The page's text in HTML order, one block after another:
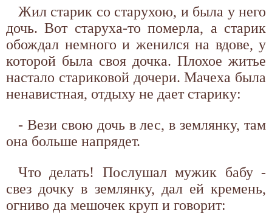
Жил старик со старухою, и была у него
дочь. Вот старуха-то померла, а старик
обождал немного и женился на вдове, у
которой была своя дочка. Плохое житье
настало стариковой дочери. Мачеха была
ненавистная, отдыху не дает старику:
- Вези свою дочь в лес, в землянку, там
она больше напрядет.
Что делать! Послушал мужик бабу -
свез дочку в землянку, дал ей кремень,
огниво да мешочек круп и говорит: